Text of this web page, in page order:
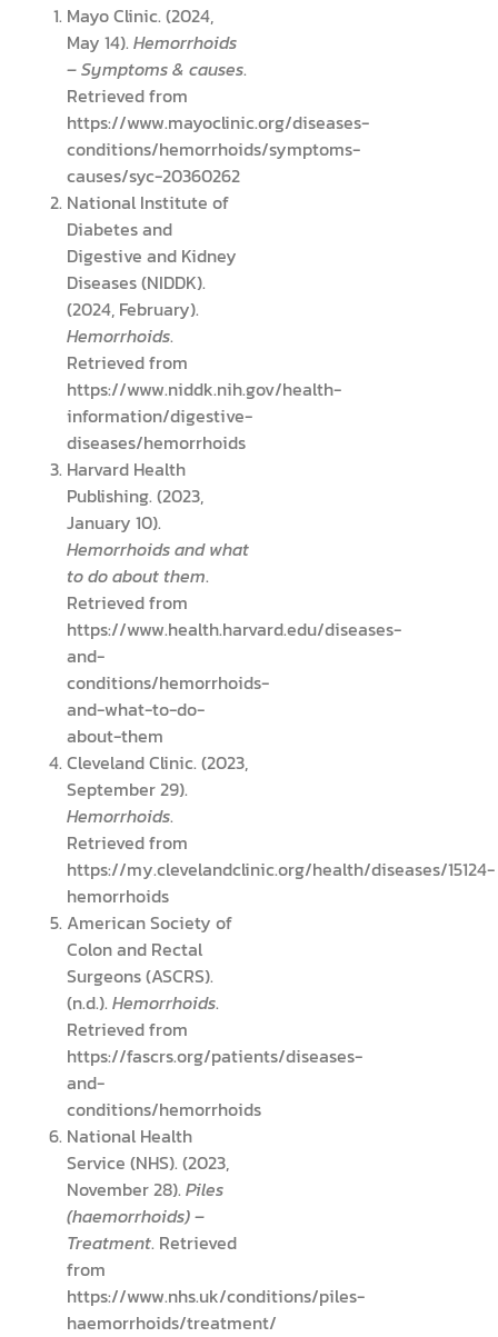
Mayo Clinic. (2024,
May 14). Hemorrhoids
– Symptoms & causes.
Retrieved from
https://www.mayoclinic.org/diseases-
conditions/hemorrhoids/symptoms-
causes/syc-20360262
National Institute of
Diabetes and
Digestive and Kidney
Diseases (NIDDK).
(2024, February).
Hemorrhoids.
Retrieved from
https://www.niddk.nih.gov/health-
information/digestive-
diseases/hemorrhoids
Harvard Health
Publishing. (2023,
January 10).
Hemorrhoids and what
to do about them.
Retrieved from
https://www.health.harvard.edu/diseases-
and-
conditions/hemorrhoids-
and-what-to-do-
about-them
Cleveland Clinic. (2023,
September 29).
Hemorrhoids.
Retrieved from
https://my.clevelandclinic.org/health/diseases/15124-
hemorrhoids
American Society of
Colon and Rectal
Surgeons (ASCRS).
(n.d.). Hemorrhoids.
Retrieved from
https://fascrs.org/patients/diseases-
and-
conditions/hemorrhoids
National Health
Service (NHS). (2023,
November 28). Piles
(haemorrhoids) –
Treatment. Retrieved
from
https://www.nhs.uk/conditions/piles-
haemorrhoids/treatment/